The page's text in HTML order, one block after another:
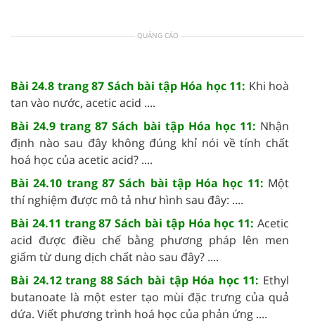
QUẢNG CÁO
Bài 24.8 trang 87 Sách bài tập Hóa học 11: Khi hoà
tan vào nước, acetic acid ....
Bài 24.9 trang 87 Sách bài tập Hóa học 11: Nhận
định nào sau đây không đúng khỉ nói về tính chất
hoá học của acetic acid? ....
Bài 24.10 trang 87 Sách bài tập Hóa học 11: Một
thí nghiệm được mô tả như hình sau đây: ....
Bài 24.11 trang 87 Sách bài tập Hóa học 11: Acetic
acid được điều chế bằng phương pháp lên men
giấm từ dung dịch chất nào sau đây? ....
Bài 24.12 trang 88 Sách bài tập Hóa học 11: Ethyl
butanoate là một ester tạo mùi đặc trưng của quả
dứa. Viết phương trình hoá học của phản ứng ....